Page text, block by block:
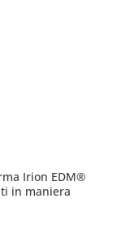
Irion EDM®
in maniera